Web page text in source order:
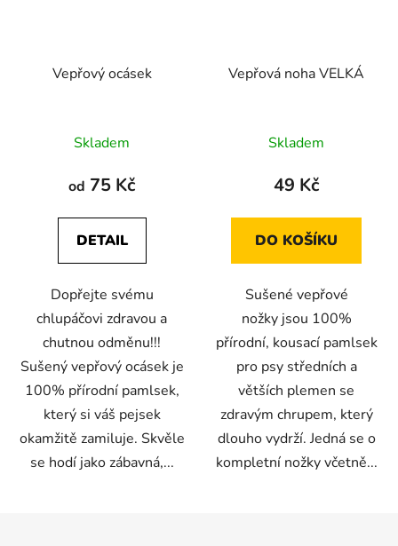
Vepřový ocásek
hodnocení
produktu
5,0
z
hvězdiček.
Skladem
od 75 Kč
DETAIL
Dopřejte svému
chlupáčovi zdravou a
chutnou odměnu!!!
Sušený vepřový ocásek je
100% přírodní pamlsek,
který si váš pejsek
okamžitě zamiluje. Skvěle
se hodí jako zábavná,...
Vepřová noha VELKÁ
hodnocení
produktu
5,0
z
hvězdiček.
Skladem
49 Kč
DO KOŠÍKU
Sušené vepřové
nožky jsou 100%
přírodní, kousací pamlsek
pro psy středních a
větších plemen se
zdravým chrupem, který
dlouho vydrží. Jedná se o
kompletní nožky včetně...